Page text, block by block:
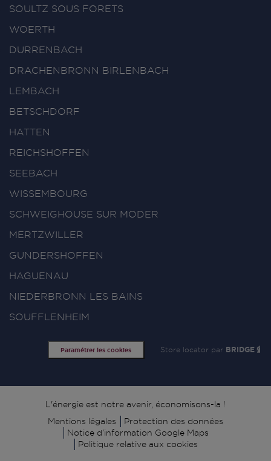
SOULTZ SOUS FORETS
WOERTH
DURRENBACH
DRACHENBRONN BIRLENBACH
LEMBACH
BETSCHDORF
HATTEN
REICHSHOFFEN
SEEBACH
WISSEMBOURG
SCHWEIGHOUSE SUR MODER
MERTZWILLER
GUNDERSHOFFEN
HAGUENAU
NIEDERBRONN LES BAINS
SOUFFLENHEIM
Paramétrer les cookies Store locator par BRIDGE
Signature
L'énergie est notre avenir, économisons-la !
Mentions légales
Protection des données
Notice d’information Google Maps
Politique relative aux cookies